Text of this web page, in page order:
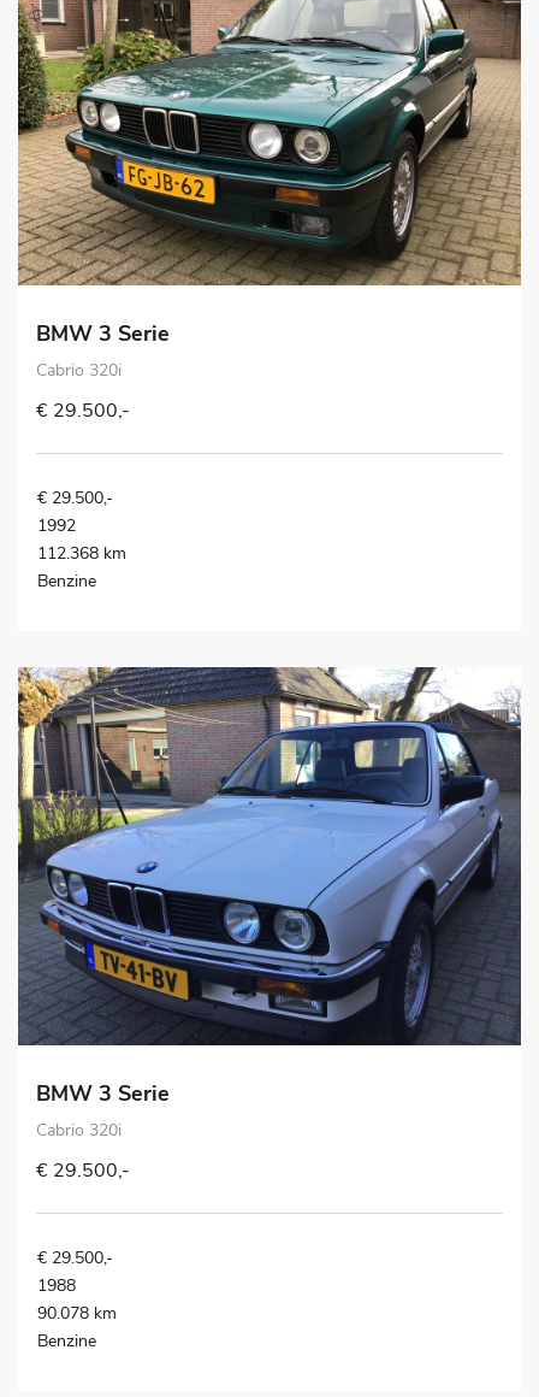
BMW 3 Serie
Cabrio 320i
€ 29.500,-
€ 29.500,-
1992
112.368 km
Benzine
BMW 3 Serie
Cabrio 320i
€ 29.500,-
€ 29.500,-
1988
90.078 km
Benzine